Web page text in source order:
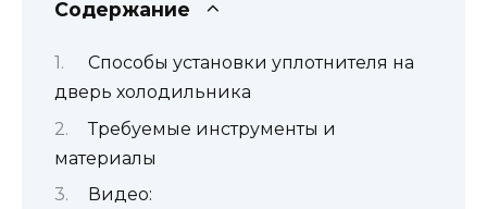
Содержание
Способы установки уплотнителя на
дверь холодильника
Требуемые инструменты и
материалы
Видео: